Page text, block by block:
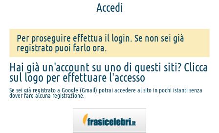
Accedi
Per proseguire effettua il login. Se non sei già
registrato puoi farlo ora.
Hai già un'account su uno di questi siti? Clicca
sul logo per effettuare l'accesso
Se sei già registrato a Google (Gmail) potrai accedere al sito in pochi istanti senza
dover fare alcuna registrazione.